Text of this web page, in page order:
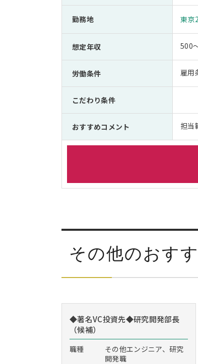
勤務地 東京
想定年収 500
労働条件 雇用
こだわり条件
おすすめコメント 担当
その他のおす
◆著名VC投資先◆研究開発部長
（候補）
職種
その他エンジニア、研究
開発職